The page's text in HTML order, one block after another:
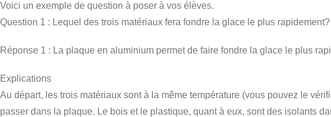
Voici un exemple de question à poser à vos élèves.
Question 1 : Lequel des trois matériaux fera fondre la glace le plus rapidement?
Réponse 1 : La plaque en aluminium permet de faire fondre la glace le plus
Explications
Au départ, les trois matériaux sont à la même température (vous pouvez le
passer dans la plaque. Le bois et le plastique, quant à eux, sont des isolants